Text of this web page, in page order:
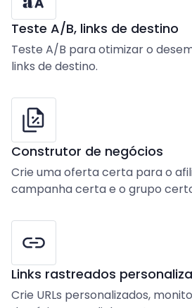
Teste A/B, links de destino
Teste A/B para otimizar o
links de destino.
Construtor de negócios
Crie uma oferta certa para o
campanha certa e o grupo
Links rastreados
Crie URLs personalizados,